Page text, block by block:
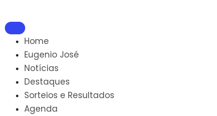
Home
Eugenio José
Notícias
Destaques
Sorteios e Resultados
Agenda